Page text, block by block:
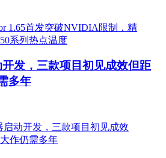
发，三款项目初见成效但距
多年